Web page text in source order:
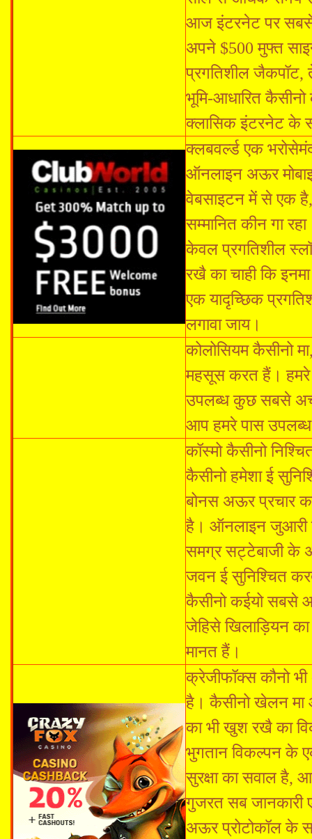
आज इंटरनेट पर सबसे
अपने $500 मुफ्त
प्रगतिशील जैकपॉट,
भूमि-आधारित
क्लासिक इंटरनेट के
क्लबवर्ल्ड एक
ऑनलाइन अऊर
वेबसाइटन में से एक
सम्मानित कीन गा
केवल प्रगतिशील
रखै का चाही कि
एक यादृच्छिक
लगावा जाय।
कोलोसियम कैसीनो
महसूस करत हैं। हमरे
उपलब्ध कुछ सबसे
आप हमरे पास
कॉस्मो कैसीनो
कैसीनो हमेशा ई
बोनस अऊर प्रचार
है। ऑनलाइन जुआरी
समग्र सट्टेबाजी के
जवन ई सुनिश्चित
कैसीनो कईयो सबसे
जेहिसे खिलाड़ियन
मानत हैं।
क्रेजीफॉक्स कौनो
है। कैसीनो खेलन मा
का भी खुश रखै का
भुगतान विकल्पन के
सुरक्षा का सवाल है,
गुजरत सब जानकारी
अऊर प्रोटोकॉल के